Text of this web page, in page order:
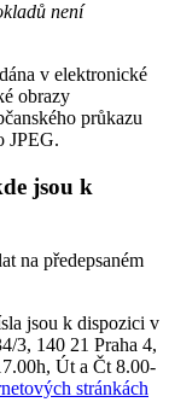
není
v elektronické
obrazy
průkazu
JPEG.
jsou k
na předepsaném
jsou k dispozici v
3, 140 21 Praha 4,
Út a Čt 8.00-
stránkách